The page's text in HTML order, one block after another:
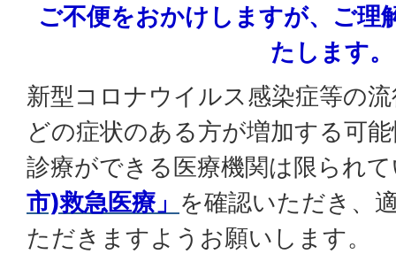
ご不便をおかけしますが、ご理
たします。
新型コロナウイルス感染症等の
どの症状のある方が増加する可
診療ができる医療機関は限られ
市)救急医療」 を確認いただき、
ただきますようお願いします。